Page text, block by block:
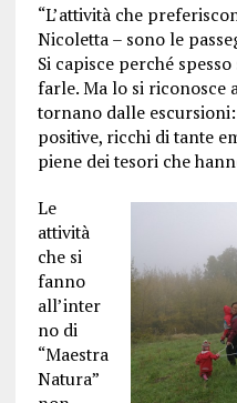
“L’attività che
Nicoletta – sono le
Si capisce perché
farle. Ma lo si riconosce
tornano dalle
positive, ricchi di tante
piene dei tesori che
Le
attività
che si
fanno
all’inter
no di
“Maestra
Natura”